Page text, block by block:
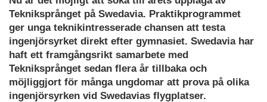
Tekniksprånget på Swedavia. Praktikprogrammet
ger unga teknikintresserade chansen att testa
ingenjörsyrket direkt efter gymnasiet. Swedavia har
haft ett framgångsrikt samarbete med
Tekniksprånget sedan flera år tillbaka och
möjliggjort för många ungdomar att prova på olika
ingenjörsyrken vid Swedavias flygplatser.